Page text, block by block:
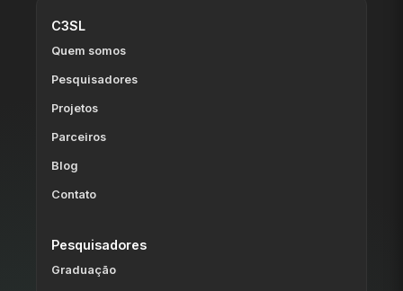
C3SL
Quem somos
Pesquisadores
Projetos
Parceiros
Blog
Contato
Pesquisadores
Graduação